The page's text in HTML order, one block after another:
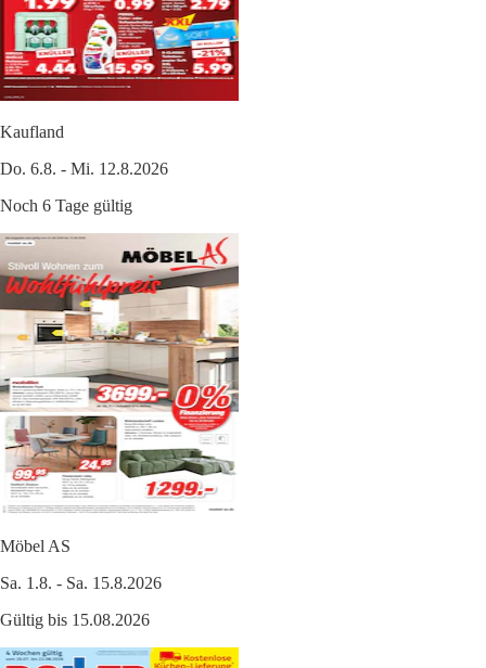
Kaufland
Do. 6.8. - Mi. 12.8.2026
Noch 6 Tage gültig
Möbel AS
Sa. 1.8. - Sa. 15.8.2026
Gültig bis 15.08.2026